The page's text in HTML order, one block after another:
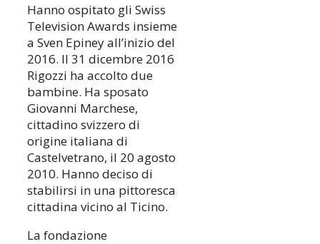
Hanno ospitato gli Swiss
Television Awards insieme
a Sven Epiney all’inizio del
2016. Il 31 dicembre 2016
Rigozzi ha accolto due
bambine. Ha sposato
Giovanni Marchese,
cittadino svizzero di
origine italiana di
Castelvetrano, il 20 agosto
2010. Hanno deciso di
stabilirsi in una pittoresca
cittadina vicino al Ticino.
La fondazione